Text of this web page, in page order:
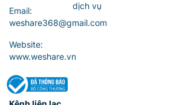
Email:
weshare368@gmail.com
Website:
www.weshare.vn
dịch vụ